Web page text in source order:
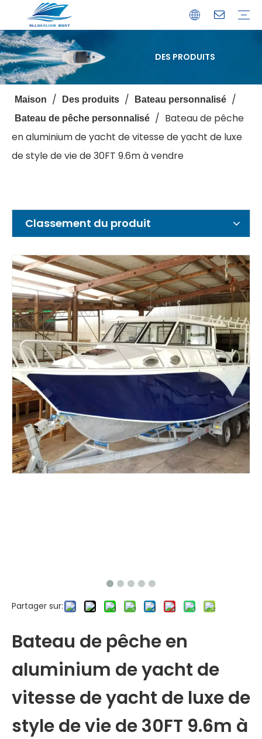
DES PRODUITS
Maison / Des produits / Bateau personnalisé /
Bateau de pêche personnalisé / Bateau de pêche
en aluminium de yacht de vitesse de yacht de luxe
de style de vie de 30FT 9.6m à vendre
Classement du produit
Partager sur:
Bateau de pêche en
aluminium de yacht de
vitesse de yacht de luxe de
style de vie de 30FT 9.6m à